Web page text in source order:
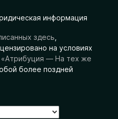
информация
здесь
на условиях
«Атрибуция — На тех же
более поздней